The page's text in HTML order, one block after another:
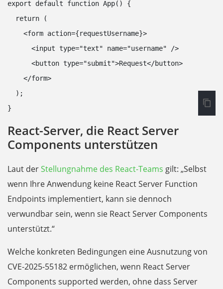
export default function App() {
  return (
    <form action={requestUsername}>
      <input type="text" name="username" />
      <button type="submit">Request</button>
    </form>
  );
}
React-Server, die React Server
Components unterstützen
Laut derStellungnahme des React-Teams gilt: „Selbst
wenn Ihre Anwendung keine React Server Function
Endpoints implementiert, kann sie dennoch
verwundbar sein, wenn sie React Server Components
unterstützt.“
Welche konkreten Bedingungen eine Ausnutzung von
CVE-2025-55182 ermöglichen, wenn React Server
Components supported werden, ohne dass Server